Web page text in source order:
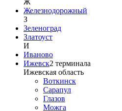
Ж
Железнодорожный
З
Зеленоград
Златоуст
И
Иваново
Ижевск2 терминала
Ижевская область
Воткинск
Сарапул
Глазов
Можга